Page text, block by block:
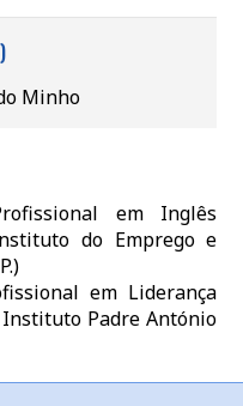
Minho
em Inglês
do Emprego e
em Liderança
Padre António